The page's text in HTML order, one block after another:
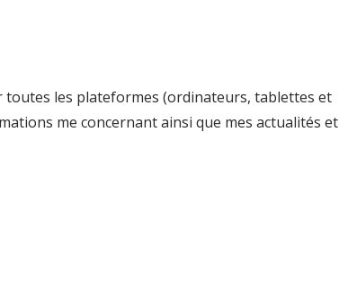
les plateformes (ordinateurs, tablettes et
me concernant ainsi que mes actualités et